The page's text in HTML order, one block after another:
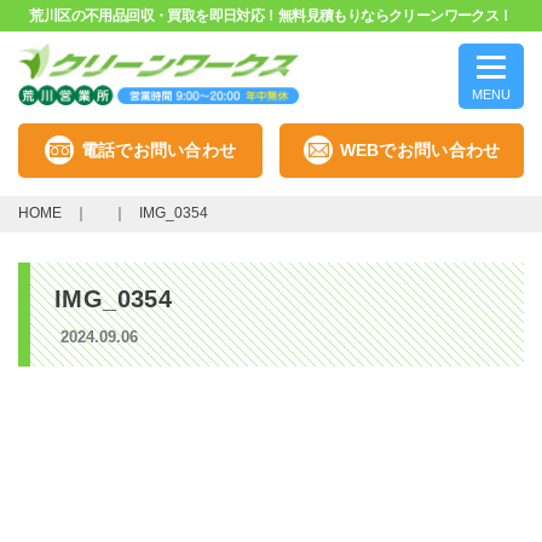
荒川区の不用品回収・買取を即日対応！無料見積もりならクリーンワークス！
MENU
電話でお問い合わせ WEBでお問い合わせ
HOME IMG_0354
IMG_0354
2024.09.06